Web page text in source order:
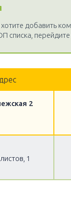
добавить
списка, перейдите
2
1